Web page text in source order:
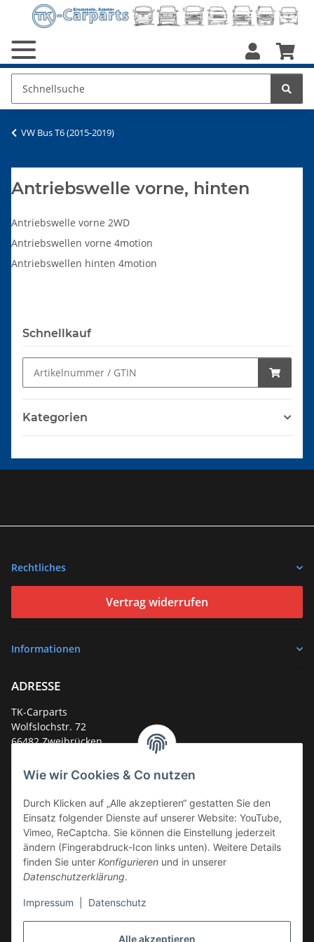
Alle akzeptieren
Wie wir Cookies & Co nutzen
Durch Klicken auf „Alle akzeptieren“ gestatten Sie den
Einsatz folgender Dienste auf unserer Website: YouTube,
Vimeo, ReCaptcha. Sie können die Einstellung jederzeit
ändern (Fingerabdruck-Icon links unten). Weitere Details
finden Sie unter Konfigurieren und in unserer
Datenschutzerklärung.
Impressum Datenschutz
VW Bus T6 (2015-2019)
Antriebswelle vorne, hinten
Antriebswelle vorne 2WD
Antriebswellen vorne 4motion
Antriebswellen hinten 4motion
Schnellkauf
Kategorien
Rechtliches
Vertrag widerrufen
Informationen
ADRESSE
TK-Carparts
Wolfslochstr. 72
66482 Zweibrücken
Service-Hotline +49 (0)6332 - 48 58 48
E-Mail:mail@tk-carparts.de
Montag-Donnerstag von 13 bis 16 Uhr